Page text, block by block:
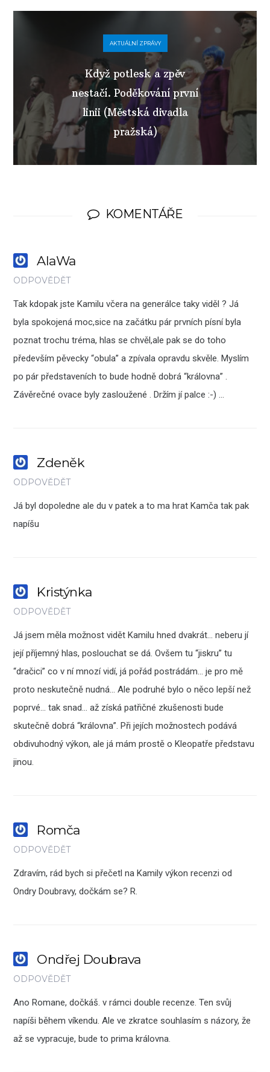
AKTUÁLNÍ ZPRÁVY
Když potlesk a zpěv
nestačí. Poděkování první
linii (Městská divadla
pražská)
KOMENTÁŘE
AlaWa
ODPOVĚDĚT
Tak kdopak jste Kamilu včera na generálce taky viděl ? Já
byla spokojená moc,sice na začátku pár prvních písní byla
poznat trochu tréma, hlas se chvěl,ale pak se do toho
především pěvecky “obula” a zpívala opravdu skvěle. Myslím
po pár představeních to bude hodně dobrá “královna” .
Závěrečné ovace byly zasloužené . Držím jí palce :-) …
Zdeněk
ODPOVĚDĚT
Já byl dopoledne ale du v patek a to ma hrat Kamča tak pak
napíšu
Kristýnka
ODPOVĚDĚT
Já jsem měla možnost vidět Kamilu hned dvakrát… neberu jí
její příjemný hlas, poslouchat se dá. Ovšem tu “jiskru” tu
“dračici” co v ní mnozí vidí, já pořád postrádám… je pro mě
proto neskutečně nudná… Ale podruhé bylo o něco lepší než
poprvé… tak snad… až získá patřičné zkušenosti bude
skutečně dobrá “královna”. Při jejích možnostech podává
obdivuhodný výkon, ale já mám prostě o Kleopatře představu
jinou.
Romča
ODPOVĚDĚT
Zdravím, rád bych si přečetl na Kamily výkon recenzi od
Ondry Doubravy, dočkám se? R.
Ondřej Doubrava
ODPOVĚDĚT
Ano Romane, dočkáš. v rámci double recenze. Ten svůj
napíši během víkendu. Ale ve zkratce souhlasím s názory, že
až se vypracuje, bude to prima královna.